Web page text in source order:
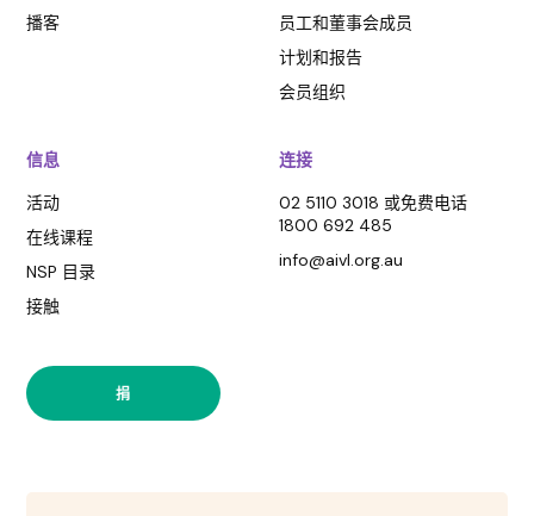
播客
员工和董事会成员
计划和报告
会员组织
信息
活动
在线课程
NSP 目录
接触
连接
02 5110 3018 或免费电话
1800 692 485
info@aivl.org.au
捐